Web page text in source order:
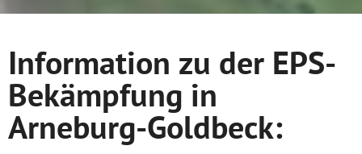
Information zu der EPS-
Bekämpfung in
Arneburg-Goldbeck: